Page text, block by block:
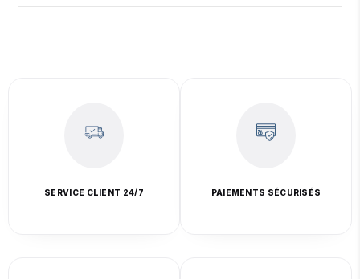
SERVICE CLIENT 24/7 PAIEMENTS SÉCURISÉS